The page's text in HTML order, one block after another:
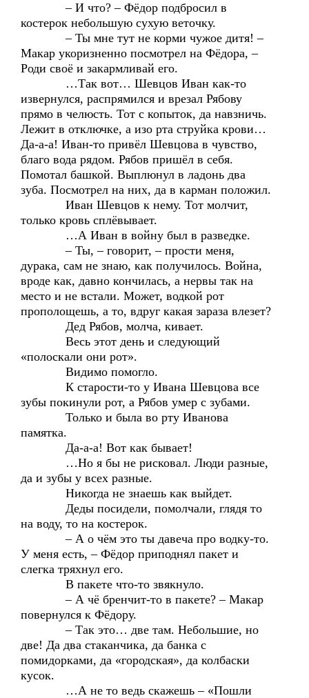
– И что? – Фёдор подбросил в
костерок небольшую сухую веточку.
– Ты мне тут не корми чужое дитя! –
Макар укоризненно посмотрел на Фёдора, –
Роди своё и закармливай его.
…Так вот… Шевцов Иван как-то
извернулся, распрямился и врезал Рябову
прямо в челюсть. Тот с копыток, да навзничь.
Лежит в отключке, а изо рта струйка крови…
Да-а-а! Иван-то привёл Шевцова в чувство,
благо вода рядом. Рябов пришёл в себя.
Помотал башкой. Выплюнул в ладонь два
зуба. Посмотрел на них, да в карман положил.
Иван Шевцов к нему. Тот молчит,
только кровь сплёвывает.
…А Иван в войну был в разведке.
– Ты, – говорит, – прости меня,
дурака, сам не знаю, как получилось. Война,
вроде как, давно кончилась, а нервы так на
место и не встали. Может, водкой рот
прополощешь, а то, вдруг какая зараза влезет?
Дед Рябов, молча, кивает.
Весь этот день и следующий
«полоскали они рот».
Видимо помогло.
К старости-то у Ивана Шевцова все
зубы покинули рот, а Рябов умер с зубами.
Только и была во рту Иванова
памятка.
Да-а-а! Вот как бывает!
…Но я бы не рисковал. Люди разные,
да и зубы у всех разные.
Никогда не знаешь как выйдет.
Деды посидели, помолчали, глядя то
на воду, то на костерок.
– А о чём это ты давеча про водку-то.
У меня есть, – Фёдор приподнял пакет и
слегка тряхнул его.
В пакете что-то звякнуло.
– А чё бренчит-то в пакете? – Макар
повернулся к Фёдору.
– Так это… две там. Небольшие, но
две! Да два стаканчика, да банка с
помидорками, да «городская», да колбаски
кусок.
…А не то ведь скажешь – «Пошли